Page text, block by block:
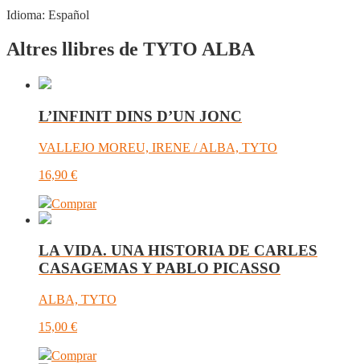
Idioma: Español
Altres llibres de TYTO ALBA
L’INFINIT DINS D’UN JONC
VALLEJO MOREU, IRENE / ALBA, TYTO
16,90 €
Comprar
LA VIDA. UNA HISTORIA DE CARLES
CASAGEMAS Y PABLO PICASSO
ALBA, TYTO
15,00 €
Comprar